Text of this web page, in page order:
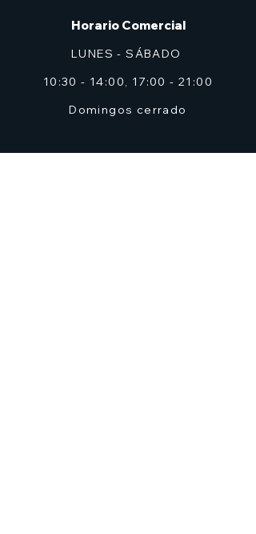
Horario Comercial
LUNES - SÁBADO
10:30 - 14:00, 17:00 - 21:00
Domingos cerrado